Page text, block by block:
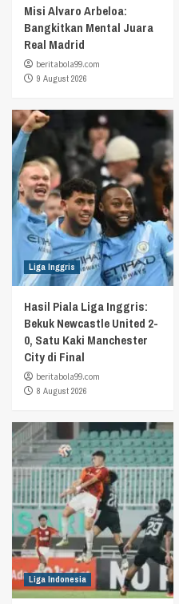
Misi Alvaro Arbeloa:
Bangkitkan Mental Juara
Real Madrid
beritabola99.com
9 August 2026
Liga Inggris
Hasil Piala Liga Inggris:
Bekuk Newcastle United 2-
0, Satu Kaki Manchester
City di Final
beritabola99.com
8 August 2026
Liga Indonesia